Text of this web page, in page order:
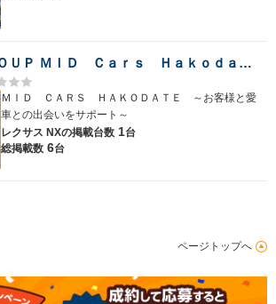
ＭＩＤ．α ＧＲＯＵＰ ＭＩＤ Ｃａｒｓ Ｈａｋｏｄａｔｅ／株式会社ＭＩＤ ＡＬＦＡ
ＭＩＤ ＣＡＲＳ ＨＡＫＯＤＡＴＥ ～お客様と愛
車との出会いをサポート～
レクサス NXの掲載台数 1台
総掲載数 6台
ページトップへ